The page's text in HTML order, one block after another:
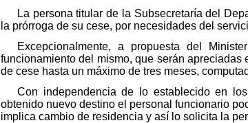
La persona titular de la Subsecretaría del
la prórroga de su cese, por necesidades del
Excepcionalmente, a propuesta del
funcionamiento del mismo, que serán
de cese hasta un máximo de tres meses,
Con independencia de lo establecido en
obtenido nuevo destino el personal funcionario
implica cambio de residencia y así lo solicita la